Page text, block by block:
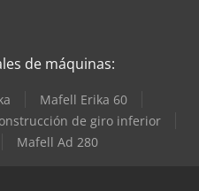
de máquinas:
Mafell Erika 60
de giro inferior
Mafell Ad 280